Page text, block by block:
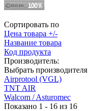
Сортировать по
Цена товара +/-
Название товара
Код продукта
Производитель:
Выбрать производителя
Airprotool (VGL)
TNT AIR
Walcom / Asturomec
Показано 1 - 16 из 16